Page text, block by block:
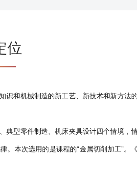
位
识和机械制造的新工艺、新技术和新方法
典型零件制造、机床夹具设计四个情境，
。本次选用的是课程的“金属切削加工”。